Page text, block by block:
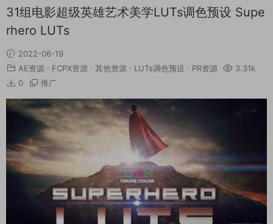
31组电影超级英雄艺术美学LUTs调色预设 Supe
rhero LUTs
2022-06-19
AE资源 · FCPX资源 · 其他资源 · LUTs调色预设 · PR资源
3.31k
0
推广